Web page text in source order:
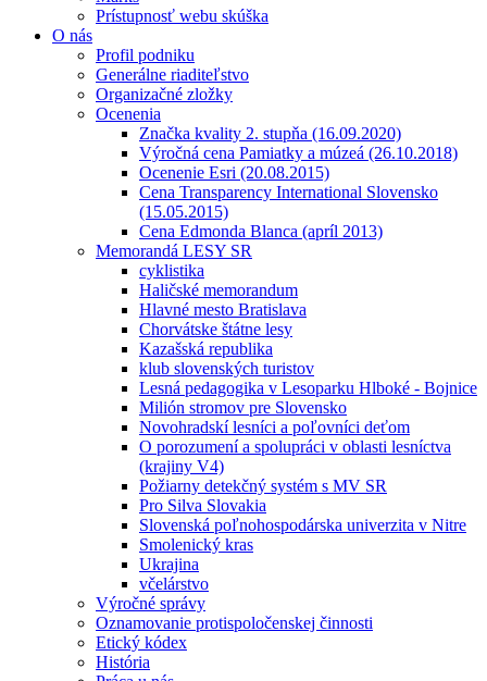
Prístupnosť webu skúška
O nás
Profil podniku
Generálne riaditeľstvo
Organizačné zložky
Ocenenia
Značka kvality 2. stupňa (16.09.2020)
Výročná cena Pamiatky a múzeá (26.10.2018)
Ocenenie Esri (20.08.2015)
Cena Transparency International Slovensko
(15.05.2015)
Cena Edmonda Blanca (apríl 2013)
Memorandá LESY SR
cyklistika
Haličské memorandum
Hlavné mesto Bratislava
Chorvátske štátne lesy
Kazašská republika
klub slovenských turistov
Lesná pedagogika v Lesoparku Hlboké - Bojnice
Milión stromov pre Slovensko
Novohradskí lesníci a poľovníci deťom
O porozumení a spolupráci v oblasti lesníctva
(krajiny V4)
Požiarny detekčný systém s MV SR
Pro Silva Slovakia
Slovenská poľnohospodárska univerzita v Nitre
Smolenický kras
Ukrajina
včelárstvo
Výročné správy
Oznamovanie protispoločenskej činnosti
Etický kódex
História